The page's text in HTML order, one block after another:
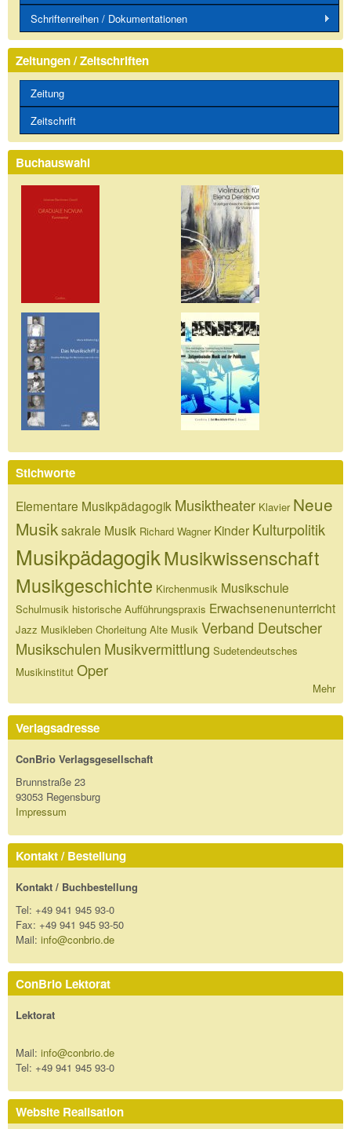
Schriftenreihen / Dokumentationen
Zeitungen / Zeitschriften
Zeitung
Zeitschrift
Buchauswahl
Stichworte
Elementare Musikpädagogik Musiktheater Klavier Neue
Musiksakrale Musik Richard Wagner Kinder Kulturpolitik
MusikpädagogikMusikwissenschaft
Musikgeschichte Kirchenmusik Musikschule
Schulmusik historische Aufführungspraxis Erwachsenenunterricht
Jazz Musikleben Chorleitung Alte Musik Verband Deutscher
Musikschulen Musikvermittlung Sudetendeutsches
Musikinstitut Oper
Mehr
Verlagsadresse
ConBrio Verlagsgesellschaft
Brunnstraße 23
93053 Regensburg
Impressum
Kontakt / Bestellung
Kontakt / Buchbestellung
Tel: +49 941 945 93-0
Fax: +49 941 945 93-50
Mail: info@conbrio.de
ConBrio Lektorat
Lektorat
Mail: info@conbrio.de
Tel: +49 941 945 93-0
Website Realisation